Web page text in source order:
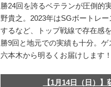
勝24回を誇るベテランが圧倒的
野貴之。2023年はSGボートレ
するなど、トップ戦線で存在感
勝9回と地元での実績も十分。
六本木から明るくお届けします！
【1月14日（日）